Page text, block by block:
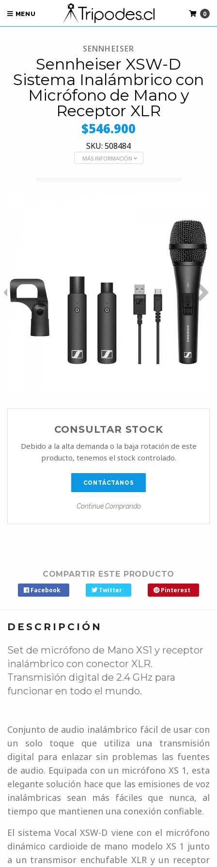
MENU 0
SENNHEISER
Sennheiser XSW-D
Sistema Inalámbrico con
Micrófono de Mano y
Receptor XLR
$546.900
SKU: 508484
MÁS INFORMACIÓN
CONSULTAR STOCK
Debido a la alta demanda o la baja rotación de este
producto, tenemos el stock controlado.
CONTÁCTANOS
Continue Comprando
COMPARTIR ESTE PRODUCTO
Facebook Twitter Pinterest
DESCRIPCIÓN
Set de micrófono de Mano XS1 y receptor
inalámbrico con conector XLR.
Transmisión digital de 2.4 GHz para
funcionar en todo el mundo.
Conjunto de audio inalámbrico fácil de usar con
un solo toque que utiliza una transmisión
digital para enlazar sin problemas las fuentes
de audio. Equipada con un micrófono XS 1, esta
elegante solución hace que las emisiones de voz
inalámbricas sean más fáciles que nunca, al
tiempo que mantienen una conexión confiable.
El sistema Vocal XSW-D viene con el micrófono
dinámico cardioide de mano modelo XS 1 junto
a un transmisor enchufable XLR y un receptor